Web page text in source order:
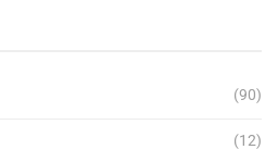
(90)
(12)